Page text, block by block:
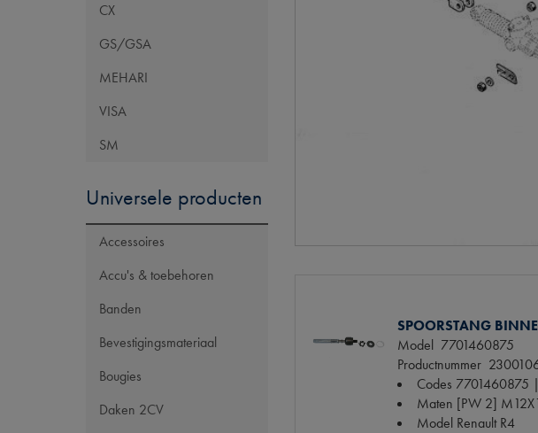
CX
GS/GSA
MEHARI
VISA
SM
Universele producten
Accessoires
Accu's & toebehoren
Banden
Bevestigingsmateriaal
Bougies
Daken 2CV
SPOORSTANG
Model 7701460875
Productnummer
Codes 7701460875 |
Maten [PW 2]
Model Renault R4